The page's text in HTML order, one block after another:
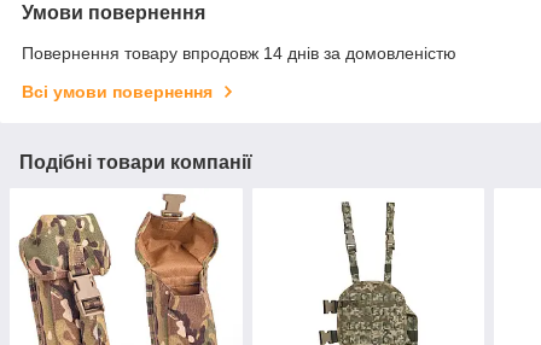
Умови повернення
Повернення товару впродовж 14 днів за домовленістю
Всі умови повернення
Подібні товари компанії